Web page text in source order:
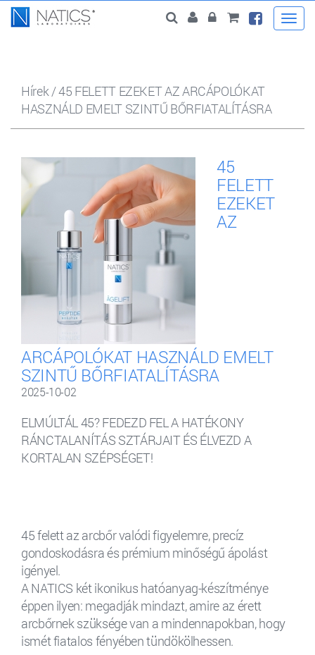
Hírek/45 FELETT EZEKET AZ ARCÁPOLÓKAT
HASZNÁLD EMELT SZINTŰ BŐRFIATALÍTÁSRA
45
FELETT
EZEKET
AZ
ARCÁPOLÓKAT HASZNÁLD EMELT
SZINTŰ BŐRFIATALÍTÁSRA
2025-10-02
ELMÚLTÁL 45? FEDEZD FEL A HATÉKONY
RÁNCTALANÍTÁS SZTÁRJAIT ÉS ÉLVEZD A
KORTALAN SZÉPSÉGET!
45 felett az arcbőr valódi figyelemre, precíz
gondoskodásra és prémium minőségű ápolást
igényel.
A NATICS két ikonikus hatóanyag-készítménye
éppen ilyen: megadják mindazt, amire az érett
arcbőrnek szüksége van a mindennapokban, hogy
ismét fiatalos fényében tündökölhessen.